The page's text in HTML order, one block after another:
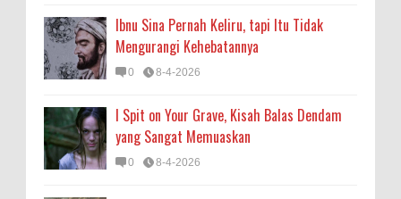
Ibnu Sina Pernah Keliru, tapi Itu Tidak
Mengurangi Kehebatannya
0 8-4-2026
I Spit on Your Grave, Kisah Balas Dendam
yang Sangat Memuaskan
0 8-4-2026